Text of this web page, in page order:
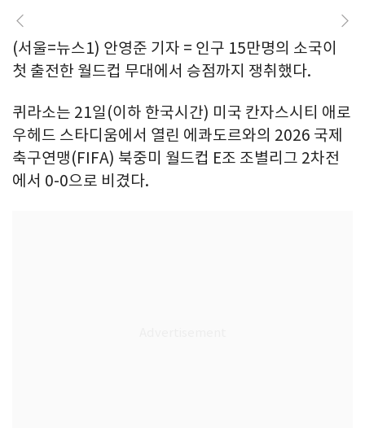
(서울=뉴스1) 안영준 기자 = 인구 15만명의 소국이
첫 출전한 월드컵 무대에서 승점까지 쟁취했다.
퀴라소는 21일(이하 한국시간) 미국 칸자스시티 애로
우헤드 스타디움에서 열린 에콰도르와의 2026 국제
축구연맹(FIFA) 북중미 월드컵 E조 조별리그 2차전
에서 0-0으로 비겼다.